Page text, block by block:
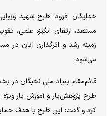
خدایگان افزود: طرح شهید
مستعد، ارتقای انگیزه علمی،
زمینه رشد و اثرگذاری آنان
می‌شود.
قائم‌مقام بنیاد ملی نخبگان در
طرح پژوهش‌یار و آموزش یار ویژه
کرد و گفت: این طرح با هدف